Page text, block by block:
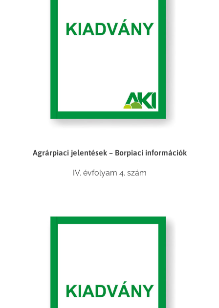
Agrárpiaci jelentések – Borpiaci információk
IV. évfolyam 4. szám